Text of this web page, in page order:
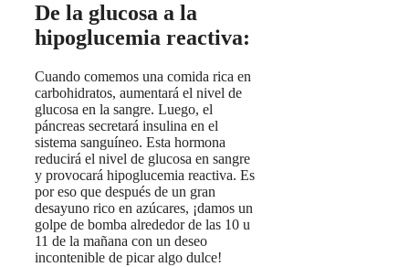
De la glucosa a la
hipoglucemia reactiva:
Cuando comemos una comida rica en
carbohidratos, aumentará el nivel de
glucosa en la sangre. Luego, el
páncreas secretará insulina en el
sistema sanguíneo. Esta hormona
reducirá el nivel de glucosa en sangre
y provocará hipoglucemia reactiva. Es
por eso que después de un gran
desayuno rico en azúcares, ¡damos un
golpe de bomba alrededor de las 10 u
11 de la mañana con un deseo
incontenible de picar algo dulce!